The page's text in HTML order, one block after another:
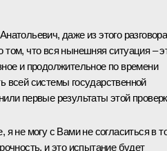
даже из этого разговора
что вся нынешняя ситуация –
и продолжительное по времени
всей системы государственной
первые результаты этой
не могу с Вами не согласиться в
и это испытание будет